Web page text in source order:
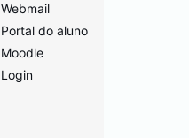
Webmail
Portal do aluno
Moodle
Login